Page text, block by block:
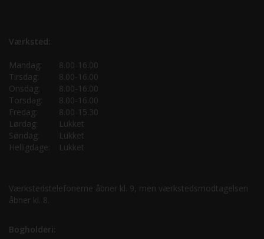
Værksted:
Mandag:
8.00-16.00
Tirsdag:
8.00-16.00
Onsdag:
8.00-16.00
Torsdag:
8.00-16.00
Fredag:
8.00-15.30
Lørdag:
Lukket
Søndag:
Lukket
Helligdage:
Lukket
Værkstedstelefonerne åbner kl. 9, men værkstedsmodtagelsen
åbner kl. 8.
Bogholderi: